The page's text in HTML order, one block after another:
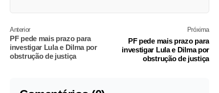
Anterior
PF pede mais prazo para
investigar Lula e Dilma por
obstrução de justiça
Próxima
PF pede mais prazo para
investigar Lula e Dilma por
obstrução de justiça